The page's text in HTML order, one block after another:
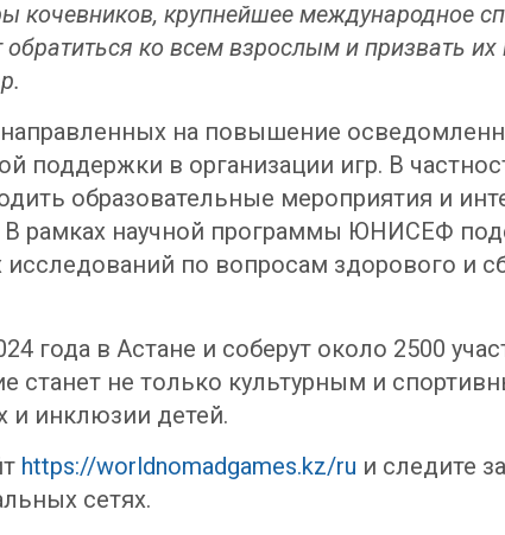
крупнейшее международное
ко всем взрослым и призвать
на повышение
поддержки в организации игр. В
образовательные мероприятия и
В рамках научной программы ЮНИСЕФ
по вопросам здорового и
года в Астане и соберут около 2500
станет не только культурным и
и инклюзии детей.
https://worldnomadgames.kz/ru и следите
сетях.